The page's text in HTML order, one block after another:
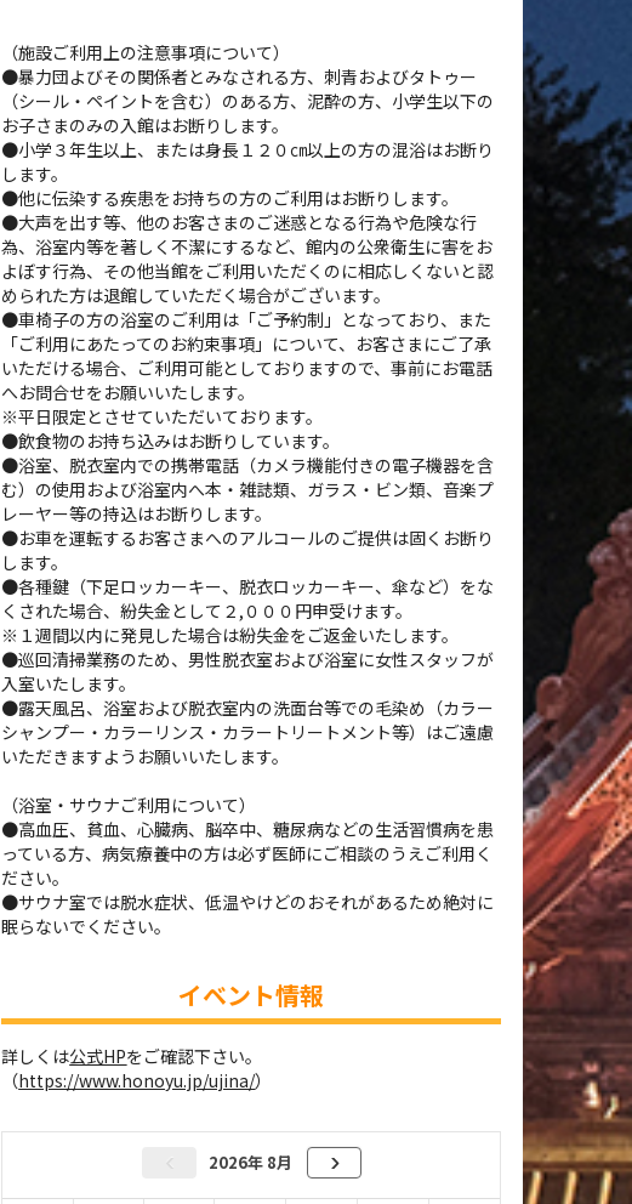
（施設ご利用上の注意事項について）
●暴力団よびその関係者とみなされる方、刺青およびタトゥー
（シール・ペイントを含む）のある方、泥酔の方、小学生以下の
お子さまのみの入館はお断りします。
●小学３年生以上、または身長１２０㎝以上の方の混浴はお断り
します。
●他に伝染する疾患をお持ちの方のご利用はお断りします。
●大声を出す等、他のお客さまのご迷惑となる行為や危険な行
為、浴室内等を著しく不潔にするなど、館内の公衆衛生に害をお
よぼす行為、その他当館をご利用いただくのに相応しくないと認
められた方は退館していただく場合がございます。
●車椅子の方の浴室のご利用は「ご予約制」となっており、また
「ご利用にあたってのお約束事項」について、お客さまにご了承
いただける場合、ご利用可能としておりますので、事前にお電話
へお問合せをお願いいたします。
※平日限定とさせていただいております。
●飲食物のお持ち込みはお断りしています。
●浴室、脱衣室内での携帯電話（カメラ機能付きの電子機器を含
む）の使用および浴室内へ本・雑誌類、ガラス・ビン類、音楽プ
レーヤー等の持込はお断りします。
●お車を運転するお客さまへのアルコールのご提供は固くお断り
します。
●各種鍵（下足ロッカーキー、脱衣ロッカーキー、傘など）をな
くされた場合、紛失金として２,０００円申受けます。
※１週間以内に発見した場合は紛失金をご返金いたします。
●巡回清掃業務のため、男性脱衣室および浴室に女性スタッフが
入室いたします。
●露天風呂、浴室および脱衣室内の洗面台等での毛染め（カラー
シャンプー・カラーリンス・カラートリートメント等）はご遠慮
いただきますようお願いいたします。
（浴室・サウナご利用について）
●高血圧、貧血、心臓病、脳卒中、糖尿病などの生活習慣病を患
っている方、病気療養中の方は必ず医師にご相談のうえご利用く
ださい。
●サウナ室では脱水症状、低温やけどのおそれがあるため絶対に
眠らないでください。
イベント情報
詳しくは公式HPをご確認下さい。
（https://www.honoyu.jp/ujina/）
2026年 8月